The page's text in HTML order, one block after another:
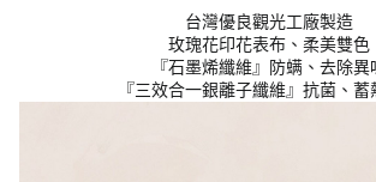
台灣優良觀光工廠製造
玫瑰花印花表布、柔美雙色
『石墨烯纖維』防螨、去除異
『三效合一銀離子纖維』抗菌、蓄